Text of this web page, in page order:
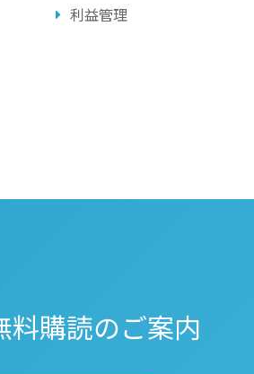
利益管理
料購読のご案内